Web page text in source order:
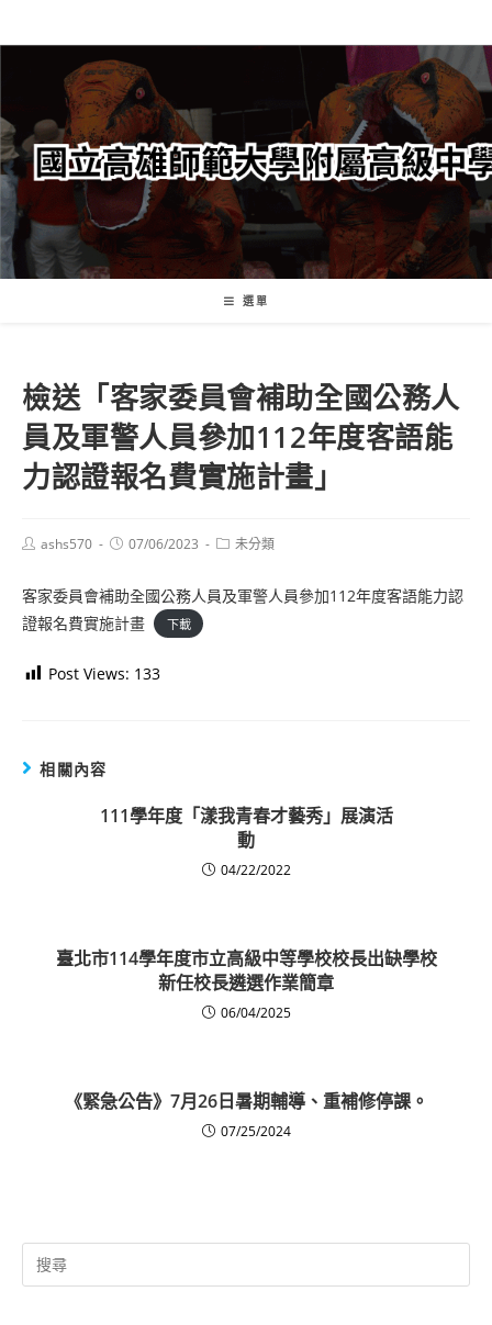
轉
要
內
容
選單
檢送「客家委員會補助全國公務人
員及軍警人員參加112年度客語能
力認證報名費實施計畫」
Postashs570
Post07/06/2023
Post未分類
客家委員會補助全國公務人員及軍警人員參加112年度客語能力認
證報名費實施計畫
下載
Post Views: 133
相關內容
111學年度「漾我青春才藝秀」展演活
動
04/22/2022
臺北市114學年度市立高級中等學校校長出缺學校
新任校長遴選作業簡章
06/04/2025
《緊急公告》7月26日暑期輔導、重補修停課。
07/25/2024
Search
for: